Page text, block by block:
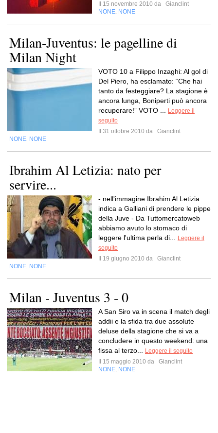
Il 15 novembre 2010 da
Gianclint
NONE NONE
Milan-Juventus: le pagelline di
Milan Night
VOTO 10 a Filippo Inzaghi: Al gol di
Del Piero, ha esclamato: “Che hai
tanto da festeggiare? La stagione è
ancora lunga, Boniperti può ancora
recuperare!” VOTO ...
Leggere il
seguito
Il 31 ottobre 2010 da
Gianclint
NONE NONE
Ibrahim Al Letizia: nato per
servire...
- nell'immagine Ibrahim Al Letizia
indica a Galliani di prendere le pippe
della Juve - Da Tuttomercatoweb
abbiamo avuto lo stomaco di
leggere l'ultima perla di...
Leggere il
seguito
Il 19 giugno 2010 da
Gianclint
NONE NONE
Milan - Juventus 3 - 0
A San Siro va in scena il match degli
addii e la sfida tra due assolute
deluse della stagione che si va a
concludere in questo weekend: una
fissa al terzo...
Leggere il seguito
Il 15 maggio 2010 da
Gianclint
NONE NONE